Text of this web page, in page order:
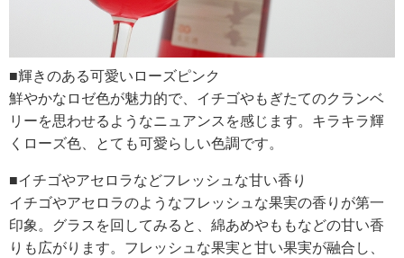
■輝きのある可愛いローズピンク
鮮やかなロゼ色が魅力的で、イチゴやもぎたてのクランベ
リーを思わせるようなニュアンスを感じます。キラキラ輝
くローズ色、とても可愛らしい色調です。
■イチゴやアセロラなどフレッシュな甘い香り
イチゴやアセロラのようなフレッシュな果実の香りが第一
印象。グラスを回してみると、綿あめやももなどの甘い香
りも広がります。フレッシュな果実と甘い果実が融合し、